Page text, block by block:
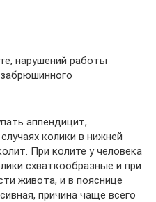
нарушений работы
аппендицит,
колики в нижней
При колите у человека
схваткообразные и при
живота, и в пояснице
причина чаще всего